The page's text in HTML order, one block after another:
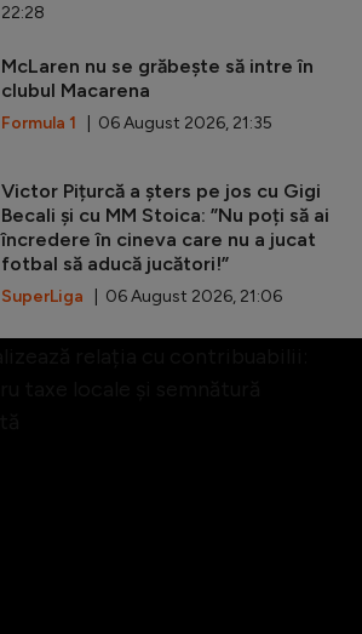
22:28
McLaren nu se grăbește să intre în
clubul Macarena
Formula 1 | 06 August 2026, 21:35
Victor Pițurcă a șters pe jos cu Gigi
Becali și cu MM Stoica: ”Nu poți să ai
încredere în cineva care nu a jucat
fotbal să aducă jucători!”
SuperLiga | 06 August 2026, 21:06